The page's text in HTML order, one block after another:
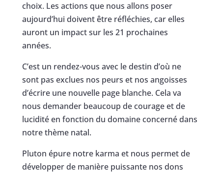
choix. Les actions que nous allons poser
aujourd’hui doivent être réfléchies, car elles
auront un impact sur les 21 prochaines
années.
C’est un rendez-vous avec le destin d’où ne
sont pas exclues nos peurs et nos angoisses
d’écrire une nouvelle page blanche. Cela va
nous demander beaucoup de courage et de
lucidité en fonction du domaine concerné dans
notre thème natal.
Pluton épure notre karma et nous permet de
développer de manière puissante nos dons